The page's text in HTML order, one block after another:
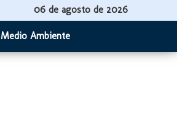
06 de agosto de 2026
Medio Ambiente